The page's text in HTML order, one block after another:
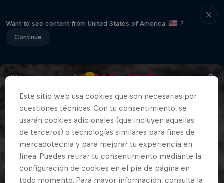
Want to see content from United States of America
?
Continue
Este sitio web usa cookies que son necesarias por
cuestiones técnicas. Con tu consentimiento, se
usarán cookies adicionales (que incluyen aquellas
de terceros) o tecnologías similares para fines de
mercadotecnia y para mejorar tu experiencia en
línea. Puedes retirar tu consentimiento mediante la
configuración de cookies en el pie de página en
todo momento. Para mayor información, consulta la